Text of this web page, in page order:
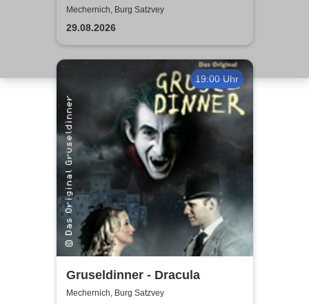
Burgentour 2026
Mechernich, Burg Satzvey
29.08.2026
19:00 Uhr
Gruseldinner - Dracula
Mechernich, Burg Satzvey